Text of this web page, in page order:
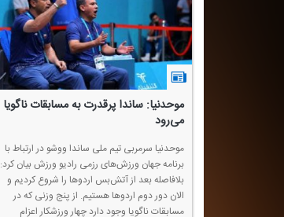
موحدنیا: ساندا پرقدرت به مسابقات ناگویا
‌می‌رود
موحدنیا سرمربی تیم ملی ساندا ووشو در ارتباط با
برنامه جهان ورزش‌های رزمی رادیو ورزش بیان كرد:
بلافاصله بعد از آتش‌بس اردوها را شروع كردیم و
الان دور دوم اردوها هستیم. از پنج وزنی كه در
مسابقات ناگویا وجود دارد چهار ورزشكار اعزام